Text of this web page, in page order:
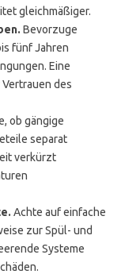
gleichmäßiger.
Bevorzuge
fünf Jahren
Eine
des
ob gängige
separat
verkürzt
Achte auf einfache
zur Spül- und
Systeme